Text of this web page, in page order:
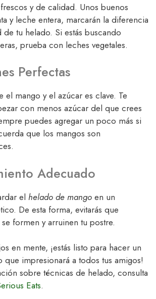
y de calidad. Unos buenos
y leche entera, marcarán la diferencia
tu helado. Si estás buscando
prueba con leches vegetales.
Perfectas
el mango y el azúcar es clave. Te
con menos azúcar del que crees
puedes agregar un poco más si
que los mangos son
Adecuado
el helado de mango en un
De esta forma, evitarás que
formen y arruinen tu postre.
en mente, ¡estás listo para hacer un
que impresionará a todos tus amigos!
sobre técnicas de helado, consulta
Eats.